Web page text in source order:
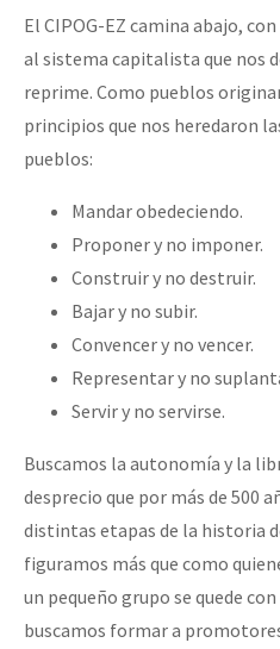
El CIPOG-EZ camina abajo,
al sistema capitalista que nos
reprime. Como pueblos
principios que nos heredaron
pueblos:
Mandar obedeciendo.
Proponer y no imponer.
Construir y no destruir.
Bajar y no subir.
Convencer y no vencer.
Representar y no
Servir y no servirse.
Buscamos la autonomía y la
desprecio que por más de 500
distintas etapas de la historia
figuramos más que como
un pequeño grupo se quede
buscamos formar a